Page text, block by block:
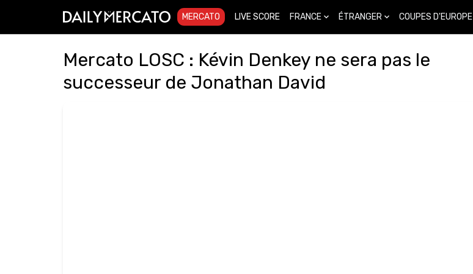
MERCATO LIVE SCORE FRANCE ÉTRANGER COUPES D'EUROPE
Mercato LOSC : Kévin Denkey ne sera pas le
successeur de Jonathan David